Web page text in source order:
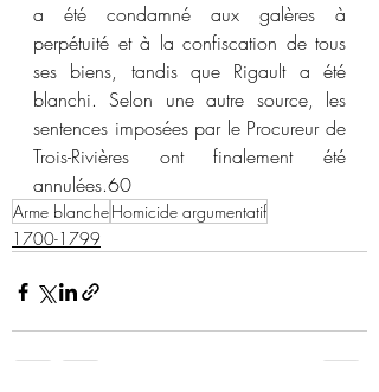
a été condamné aux galères à
perpétuité et à la confiscation de tous
ses biens, tandis que Rigault a été
blanchi. Selon une autre source, les
sentences imposées par le Procureur de
Trois-Rivières ont finalement été
annulées.60
Arme blancheHomicide argumentatif
1700-1799